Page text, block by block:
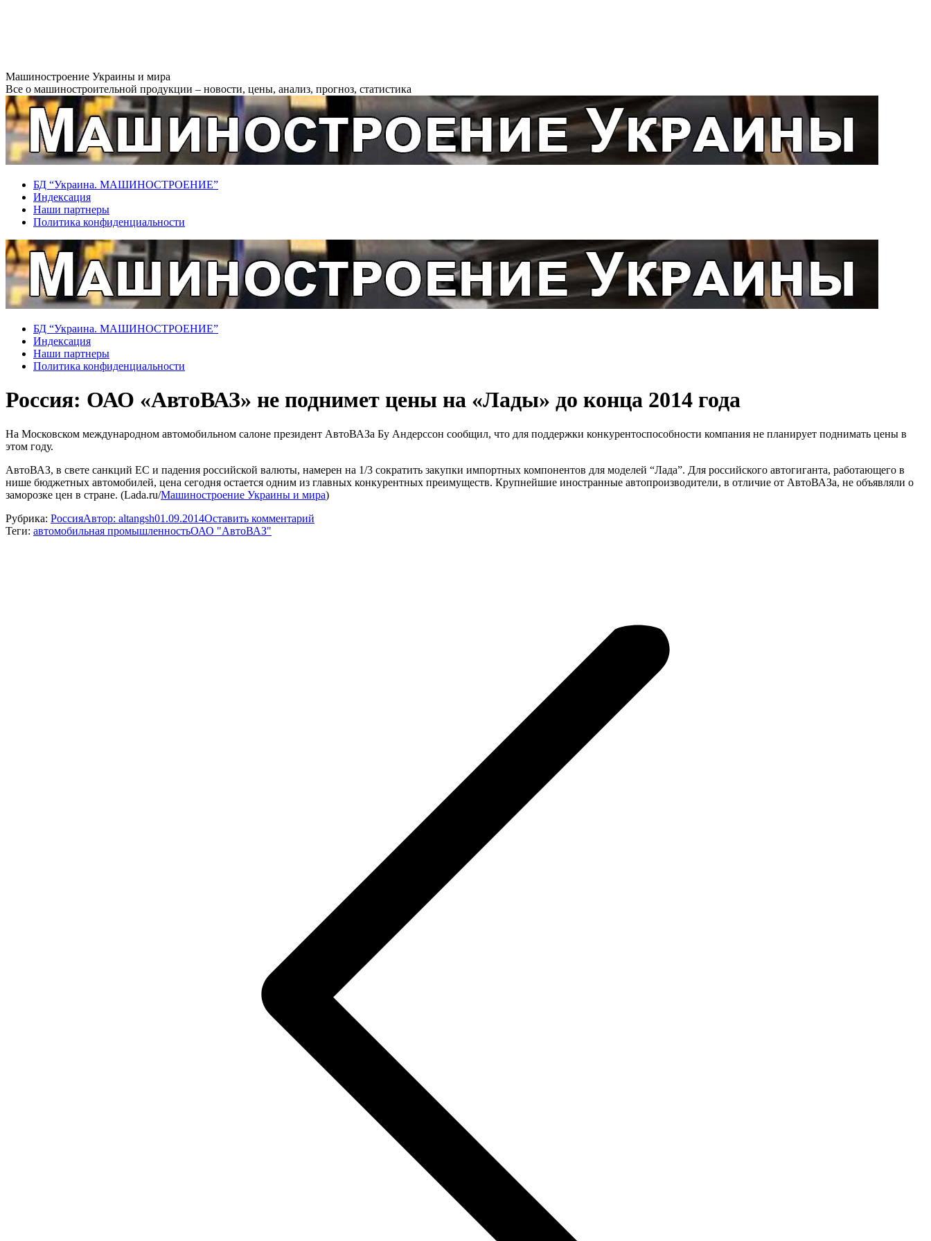
Перейти
к
содержанию
Машиностроение Украины и мира
Все о машиностроительной продукции – новости, цены, анализ, прогноз, статистика
БД “Украина. МАШИНОСТРОЕНИЕ”
Индекcация
Наши партнеры
Политика конфиденциальности
БД “Украина. МАШИНОСТРОЕНИЕ”
Индекcация
Наши партнеры
Политика конфиденциальности
Россия: ОАО «АвтоВАЗ» не поднимет цены на «Лады» до конца 2014 года
На Московском международном автомобильном салоне президент АвтоВАЗа Бу Андерссон сообщил, что для поддержки конкурентоспособности компания не планирует поднимать цены в
этом году.
АвтоВАЗ, в свете санкций ЕС и падения российской валюты, намерен на 1/3 сократить закупки импортных компонентов для моделей “Лада”. Для российского автогиганта, работающего в
нише бюджетных автомобилей, цена сегодня остается одним из главных конкурентных преимуществ. Крупнейшие иностранные автопроизводители, в отличие от АвтоВАЗа, не объявляли о
заморозке цен в стране. (Lada.ru/Машиностроение Украины и мира)
Рубрика: РоссияАвтор: altangsh01.09.2014Оставить комментарий
Теги: автомобильная промышленностьОАО "АвтоВАЗ"